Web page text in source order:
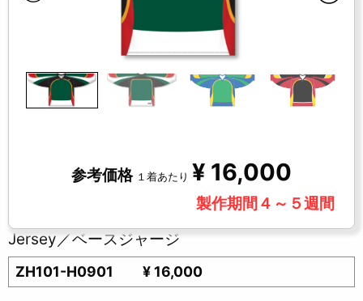
参考価格 １着あたり ¥ 16,000
製作期間４～５週間
Jersey／ベースジャージ
ZH101-H0901 ¥ 16,000